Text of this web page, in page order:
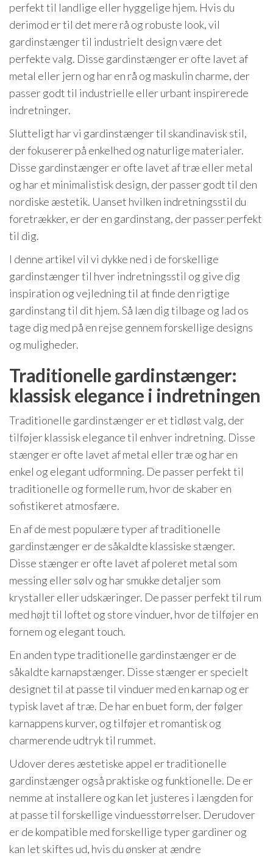
perfekt til landlige eller hyggelige hjem. Hvis du
derimod er til det mere rå og robuste look, vil
gardinstænger til industrielt design være det
perfekte valg. Disse gardinstænger er ofte lavet af
metal eller jern og har en rå og maskulin charme, der
passer godt til industrielle eller urbant inspirerede
indretninger.
Slutteligt har vi gardinstænger til skandinavisk stil,
der fokuserer på enkelhed og naturlige materialer.
Disse gardinstænger er ofte lavet af træ eller metal
og har et minimalistisk design, der passer godt til den
nordiske æstetik. Uanset hvilken indretningsstil du
foretrækker, er der en gardinstang, der passer perfekt
til dig.
I denne artikel vil vi dykke ned i de forskellige
gardinstænger til hver indretningsstil og give dig
inspiration og vejledning til at finde den rigtige
gardinstang til dit hjem. Så læn dig tilbage og lad os
tage dig med på en rejse gennem forskellige designs
og muligheder.
Traditionelle gardinstænger:
klassisk elegance i indretningen
Traditionelle gardinstænger er et tidløst valg, der
tilføjer klassisk elegance til enhver indretning. Disse
stænger er ofte lavet af metal eller træ og har en
enkel og elegant udformning. De passer perfekt til
traditionelle og formelle rum, hvor de skaber en
sofistikeret atmosfære.
En af de mest populære typer af traditionelle
gardinstænger er de såkaldte klassiske stænger.
Disse stænger er ofte lavet af poleret metal som
messing eller sølv og har smukke detaljer som
krystaller eller udskæringer. De passer perfekt til rum
med højt til loftet og store vinduer, hvor de tilføjer en
fornem og elegant touch.
En anden type traditionelle gardinstænger er de
såkaldte karnapstænger. Disse stænger er specielt
designet til at passe til vinduer med en karnap og er
typisk lavet af træ. De har en buet form, der følger
karnappens kurver, og tilføjer et romantisk og
charmerende udtryk til rummet.
Udover deres æstetiske appel er traditionelle
gardinstænger også praktiske og funktionelle. De er
nemme at installere og kan let justeres i længden for
at passe til forskellige vinduesstørrelser. Derudover
er de kompatible med forskellige typer gardiner og
kan let skiftes ud, hvis du ønsker at ændre